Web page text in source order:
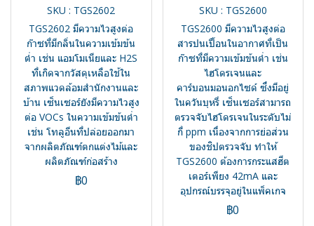
SKU : TGS2602
TGS2602 มีความไวสูงต่อ
ก๊าซที่มีกลิ่นในความเข้มข้น
ต่ำ เช่น แอมโมเนียและ H2S
ที่เกิดจากวัสดุเหลือใช้ใน
สภาพแวดล้อมสำนักงานและ
บ้าน เซ็นเซอร์ยังมีความไวสูง
ต่อ VOCs ในความเข้มข้นต่ำ
เช่น โทลูอีนที่ปล่อยออกมา
จากผลิตภัณฑ์ตกแต่งไม้และ
ผลิตภัณฑ์ก่อสร้าง
฿0
SKU : TGS2600
TGS2600 มีความไวสูงต่อ
สารปนเปื้อนในอากาศที่เป็น
ก๊าซที่มีความเข้มข้นต่ำ เช่น
ไฮโดรเจนและ
คาร์บอนมอนอกไซด์ ซึ่งมีอยู่
ในควันบุหรี่ เซ็นเซอร์สามารถ
ตรวจจับไฮโดรเจนในระดับไม่
กี่ ppm เนื่องจากการย่อส่วน
ของชิปตรวจจับ ทำให้
TGS2600 ต้องการกระแสฮีต
เตอร์เพียง 42mA และ
อุปกรณ์บรรจุอยู่ในแพ็คเกจ
฿0